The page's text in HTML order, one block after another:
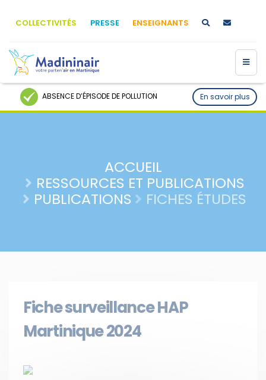
COLLECTIVITÉS PRESSE ENSEIGNANTS
ABSENCE D’ÉPISODE DE POLLUTION En savoir plus
ACCUEIL
RESSOURCES ET PUBLICATIONS
PUBLICATIONS
FICHES ÉTUDES
Fiche surveillance HAP
Martinique 2024